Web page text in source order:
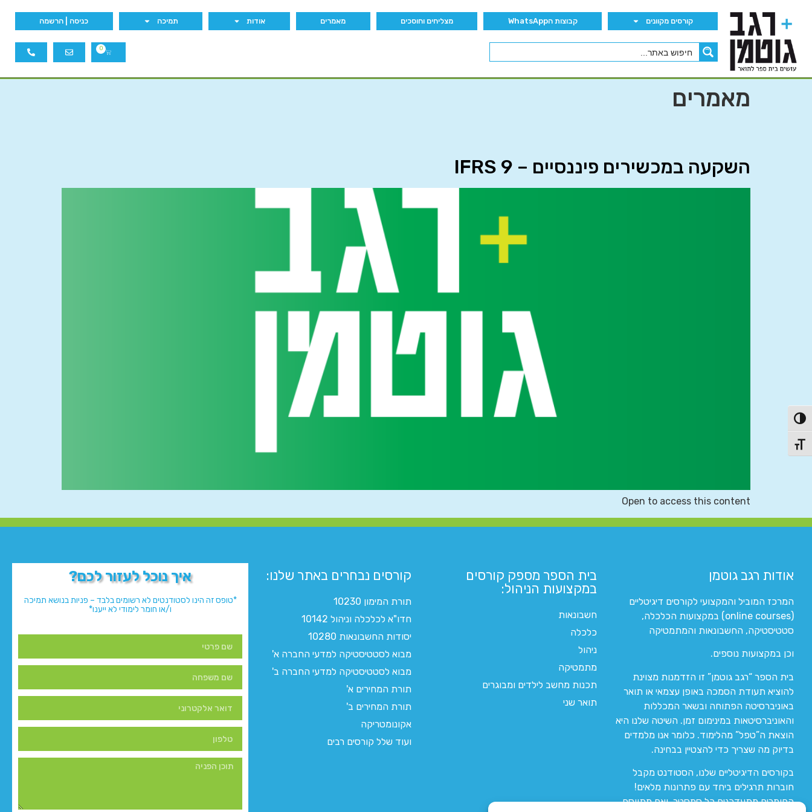
הפעל/כבה ניגודיות גבוהה
מתג גודל גופן
קורסים מקוונים קבוצות הWhatsApp מצליחים וחוסכים מאמרים אודות תמיכה כניסה | הרשמה
0
מאמרים
השקעה במכשירים פיננסיים – IFRS 9
Open to access this content
אודות רגב גוטמן
המרכז המוביל והמקצועי לקורסים דיגיטליים
(online courses) במקצועות הכלכלה,
סטטיסטיקה, החשבונאות והמתמטיקה
וכן במקצועות נוספים.
בית הספר “רגב גוטמן” זו הזדמנות מצוינת
להוציא תעודת הסמכה באופן עצמאי או תואר
באוניברסיטה הפתוחה ובשאר המכללות
והאוניברסיטאות במינימום זמן. השיטה שלנו היא
הוצאת ה”טפל” מהלימוד. כלומר אנו מלמדים
בדיוק מה שצריך כדי להצטיין בבחינה.
בקורסים הדיגיטליים שלנו, הסטודנט מקבל
חוברות תרגילים ביחד עם פתרונות מלאים!
החומרים מתעדכנים כל סמסטר, ואם מתווסף
בית הספר מספק קורסים
במקצועות הניהול:
חשבונאות
כלכלה
ניהול
מתמטיקה
תכנות מחשב לילדים ומבוגרים
תואר שני
קורסים נבחרים באתר שלנו:​
תורת המימון 10230
חדו"א לכלכלה וניהול 10142
יסודות החשבונאות 10280
מבוא לסטטיסטיקה למדעי החברה א'
מבוא לסטטיסטיקה למדעי החברה ב'
תורת המחירים א'
תורת המחירים ב'
אקונומטריקה
ועוד שלל קורסים רבים
איך נוכל לעזור לכם?
*טופס זה הינו לסטודנטים לא רשומים בלבד – פניות בנושא תמיכה
ו/או חומר לימודי לא ייענו*